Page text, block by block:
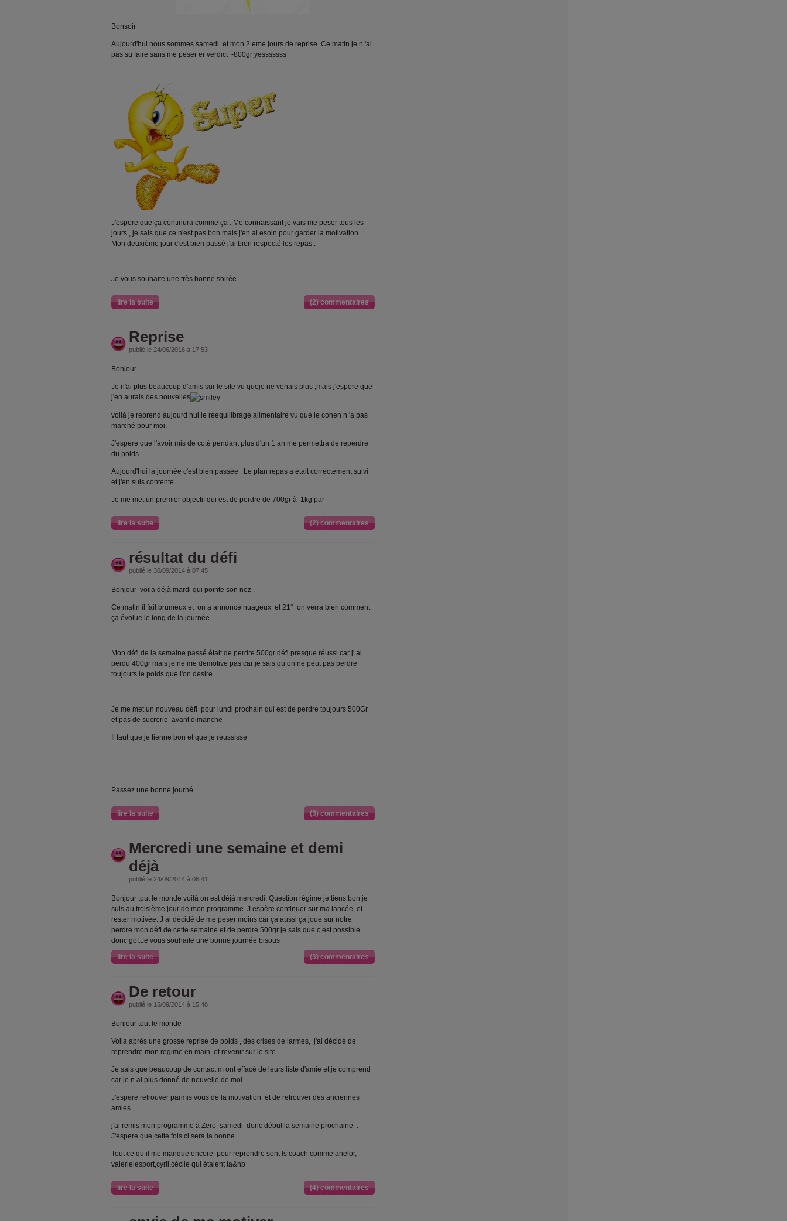
Bonsoir
Aujourd'hui nous sommes samedi et mon 2 eme jours de reprise .Ce matin je n 'ai
pas su faire sans me peser er verdict -800gr yesssssss
J'espere que ça continura comme ça . Me connaissant je vais me peser tous les
jours , je sais que ce n'est pas bon mais j'en ai esoin pour garder la motivation.
Mon deuxième jour c'est bien passé j'ai bien respecté les repas .
Je vous souhaite une très bonne soirée
lire la suite (2) commentaires
Reprise
publié le 24/06/2016 à 17:53
Bonjour
Je n'ai plus beaucoup d'amis sur le site vu queje ne venais plus ,mais j'espere que
j'en aurais des nouvelles
voilà je reprend aujourd hui le réequilibrage alimentaire vu que le cohen n 'a pas
marché pour moi.
J'espere que l'avoir mis de coté pendant plus d'un 1 an me permettra de reperdre
du poids.
Aujourd'hui la journée c'est bien passée . Le plan repas a était correctement suivi
et j'en suis contente .
Je me met un premier objectif qui est de perdre de 700gr à 1kg par
lire la suite (2) commentaires
résultat du défi
publié le 30/09/2014 à 07:45
Bonjour voila déjà mardi qui pointe son nez .
Ce matin il fait brumeux et on a annoncé nuageux et 21° on verra bien comment
ça évolue le long de la journée
Mon défi de la semaine passé était de perdre 500gr défi presque réussi car j' ai
perdu 400gr mais je ne me demotive pas car je sais qu on ne peut pas perdre
toujours le poids que l'on désire.
Je me met un nouveau défi pour lundi prochain qui est de perdre toujours 500Gr
et pas de sucrerie avant dimanche
Il faut que je tienne bon et que je réussisse
Passez une bonne journé
lire la suite (3) commentaires
Mercredi une semaine et demi
déjà
publié le 24/09/2014 à 06:41
Bonjour tout le monde voilà on est déjà mercredi. Question régime je tiens bon je
suis au troisième jour de mon programme. J espère continuer sur ma lancée, et
rester motivée. J ai décidé de me peser moins car ça aussi ça joue sur notre
perdre.mon défi de cette semaine et de perdre 500gr je sais que c est possible
donc go!.Je vous souhaite une bonne journée bisous
lire la suite
(3) commentaires
De retour
publié le 15/09/2014 à 15:48
Bonjour tout le monde
Voila après une grosse reprise de poids , des crises de larmes, j'ai décidé de
reprendre mon regime en main et revenir sur le site
Je sais que beaucoup de contact m ont effacé de leurs liste d'amie et je comprend
car je n ai plus donné de nouvelle de moi
J'espere retrouver parmis vous de la motivation et de retrouver des anciennes
amies
j'ai remis mon programme à Zero samedi donc début la semaine prochaine .
J'espere que cette fois ci sera la bonne .
Tout ce qu il me manque encore pour reprendre sont ls coach comme anelor,
valerielesport,cyril,cécile qui étaient la&nb
lire la suite (4) commentaires